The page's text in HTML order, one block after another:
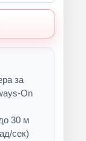
за
On
30 м
сек)